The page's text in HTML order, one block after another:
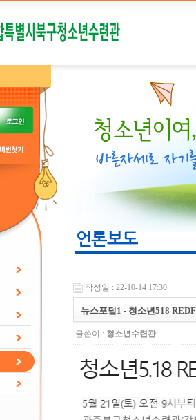
언론보도
작성일 : 22-10-14 17:30
뉴스포털1 - 청소년518
글쓴이 : 청소년수련관